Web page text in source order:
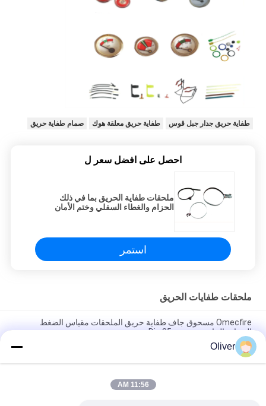
طفاية حريق جدار جبل قوس طفاية حريق معلقة هوك صمام طفاية حريق
احصل على افضل سعر ل
ملحقات طفاية الحريق بما في ذلك
الحزام والغطاء السفلي وختم الأمان
استمر
ملحقات طفايات الحريق
Omecfire مسحوق جاف طفاية حريق الملحقات مقياس الضغط
الحجاب الحاجز نوع Dia 35mm
أصفر
رغوة DCP والمياه CO2 طفاية حريق صمام الفولاذ المقاوم للصدأ غير
Oliver
11:56 AM